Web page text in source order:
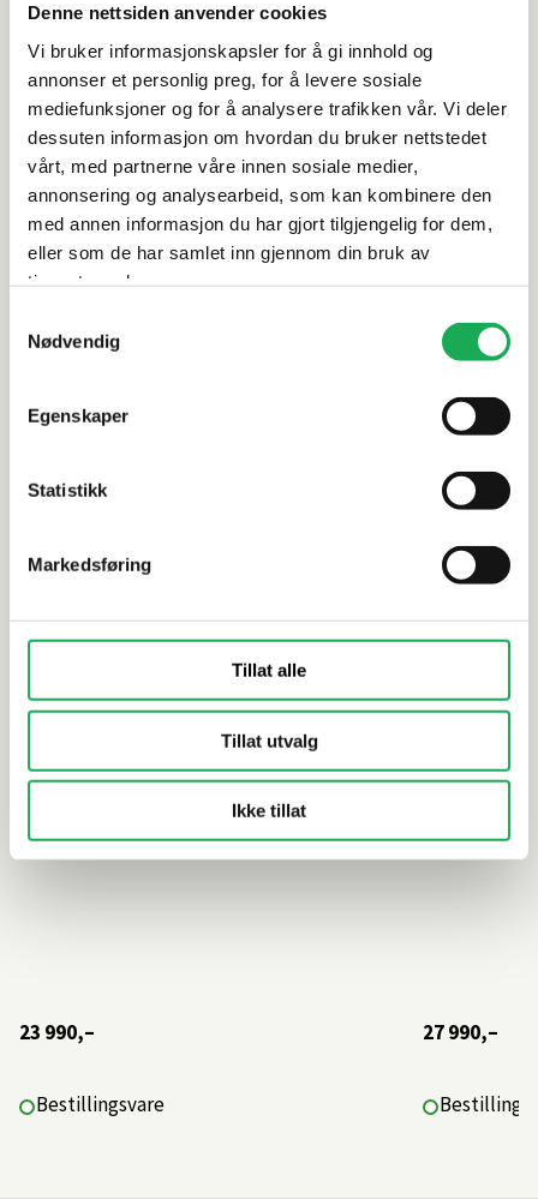
Denne nettsiden anvender cookies
Vi bruker informasjonskapsler for å gi innhold og
annonser et personlig preg, for å levere sosiale
mediefunksjoner og for å analysere trafikken vår. Vi deler
dessuten informasjon om hvordan du bruker nettstedet
vårt, med partnerne våre innen sosiale medier,
annonsering og analysearbeid, som kan kombinere den
med annen informasjon du har gjort tilgjengelig for dem,
eller som de har samlet inn gjennom din bruk av
tjenestene deres.
Nødvendig
Egenskaper
Statistikk
Markedsføring
Tillat alle
Tillat utvalg
Ikke tillat
Produktinformasjon
Spesifikasjoner
Rengjøring og vedlikehold
Leveringsinformasjon
Alternative produkter
CORE NEMA 120D Dobbelt
23 990,–
Bestillingsvare
CORE
INR
27 990,–